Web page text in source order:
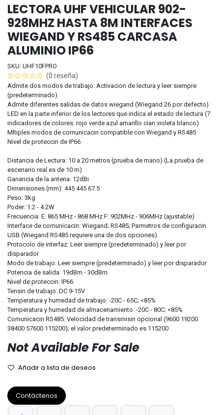
LECTORA UHF VEHICULAR 902-
928MHZ HASTA 8M INTERFACES
WIEGAND Y RS485 CARCASA
ALUMINIO IP66
SKU: UHF10FPRO
(0 reseña)
Admite dos modos de trabajo: Activacion de lectura y leer siempre
(predeterminado)
Admite diferentes salidas de datos wiegand (Wiegand 26 por defecto)
LED en la parte inferior de los lectores que indica el estado de lectura (7
indicadores de colores: rojo verde azul amarillo cian violeta blanco)
Mltiples modos de comunicacin compatible con Wiegand y RS485
Nivel de proteccin de IP66
Distancia de Lectura: 10 a 20 metros (prueba de mano) (La prueba de
escenario real es de 10 m)
Ganancia de la antena: 12dBi
Dimensiones (mm): 445 445 67.5
Peso: 3kg
Poder: 1.2 - 4.2W
Frecuencia: E: 865 MHz - 868 MHz F: 902MHz - 906MHz (ajustable)
Interface de comunicacin: Wiegand; RS485; Parmetros de configuracin
USB (Wiegand RS485 requiere una de dos opciones)
Protocolo de interfaz: Leer siempre (predeterminado) y leer por
disparador
Modo de trabajo: Leer siempre (predeterminado) y leer por disparador
Potencia de salida: 19dBm - 30dBm
Nivel de proteccin: IP66
Tensin de trabajo: DC 9-15V
Temperatura y humedad de trabajo: -20C - 65C; <85%
Temperatura y humedad de almacenamiento: -20C - 80C; <85%
Comunicacin RS485: Velocidad de transmisin opcional (9600 19200
38400 57600 115200); el valor predeterminado es 115200
Not Available For Sale
Añadir a lista de deseos
Contáctenos